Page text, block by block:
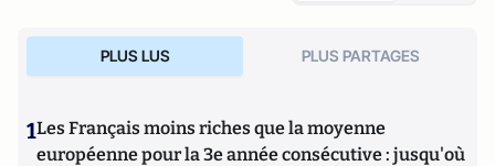
PLUS LUS PLUS PARTAGES
1Les Français moins riches que la moyenne
européenne pour la 3e année consécutive : jusqu'où